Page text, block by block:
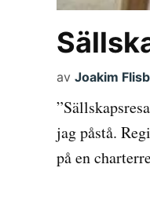
av Joakim
jag påstå.
på en